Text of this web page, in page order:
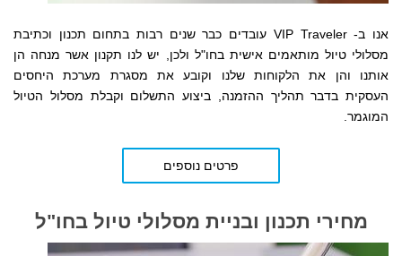
אנו ב- VIP Traveler עובדים כבר שנים רבות בתחום תכנון וכתיבת
מסלולי טיול מותאמים אישית בחו"ל ולכן, יש לנו תקנון אשר מנחה הן
אותנו והן את הלקוחות שלנו וקובע את מסגרת מערכת היחסים
העסקית בדבר תהליך ההזמנה, ביצוע התשלום וקבלת מסלול הטיול
המוגמר.
פרטים נוספים
מחירי תכנון ובניית מסלולי טיול בחו"ל